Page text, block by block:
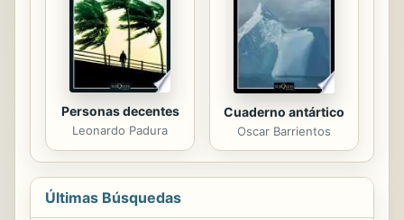
Personas decentes
Leonardo Padura
Cuaderno antártico
Oscar Barrientos
Últimas Búsquedas